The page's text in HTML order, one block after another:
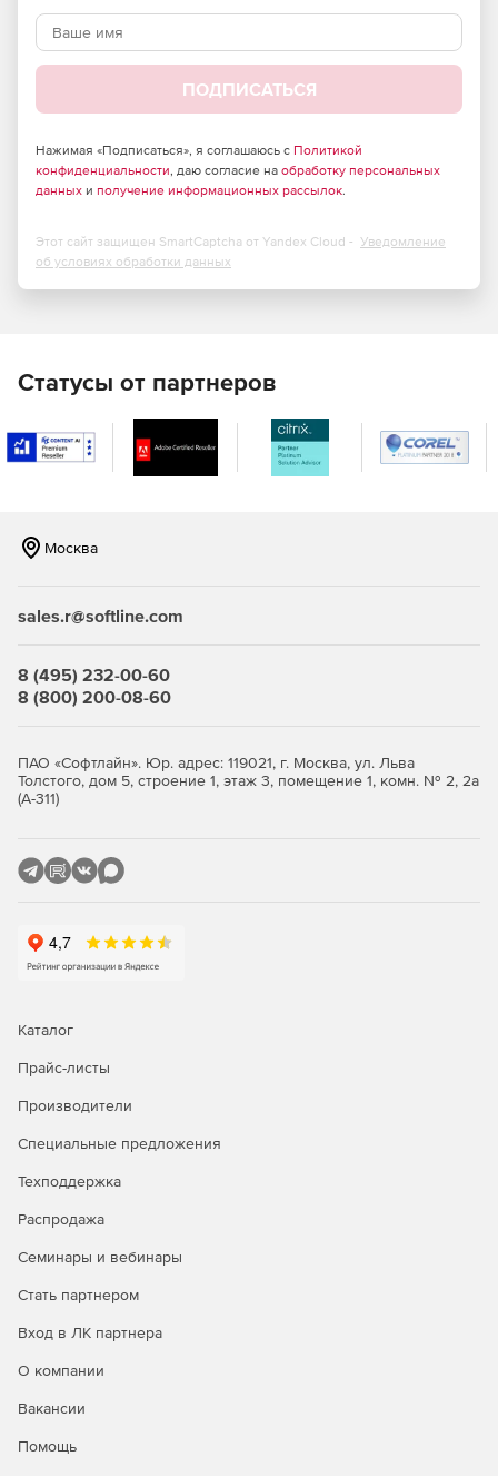
Управление цифровым контентом на единой
ECM/CSP-платформе.
Наличие преднастроенных продуктов.
Открытость к интеграции с системами других классов.
Сквозная автоматизация и управление жизненным
Возможности групповой работы с корпоративным
ПОДПИСАТЬСЯ
Нажимая «Подписаться», я соглашаюсь с Политикой
конфиденциальности, даю согласие на обработку персональных
данных и получение информационных рассылок.
Этот сайт защищен SmartCaptcha от Yandex Cloud - Уведомление
об условиях обработки данных
Статусы от партнеров
Москва
sales.r@softline.com
8 (495) 232-00-60
8 (800) 200-08-60
ПАО «Софтлайн». Юр. адрес: 119021, г. Москва, ул. Льва
Толстого, дом 5, строение 1, этаж 3, помещение 1, комн. № 2, 2а
(А-311)
Каталог
Прайс-листы
Производители
Специальные предложения
Техподдержка
Распродажа
Семинары и вебинары
Стать партнером
Вход в ЛК партнера
О компании
Вакансии
Помощь